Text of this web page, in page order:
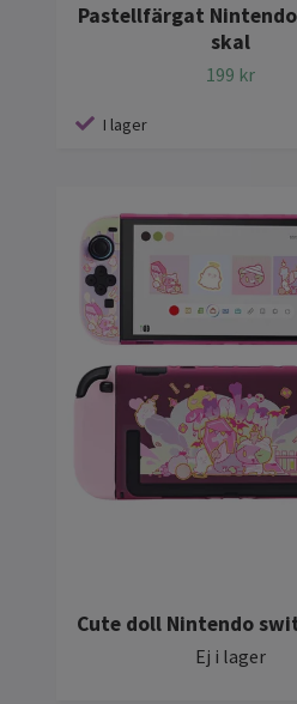
Pastellfärgat
skal
199 kr
I lager
Cute doll Nintendo
Ej i lager